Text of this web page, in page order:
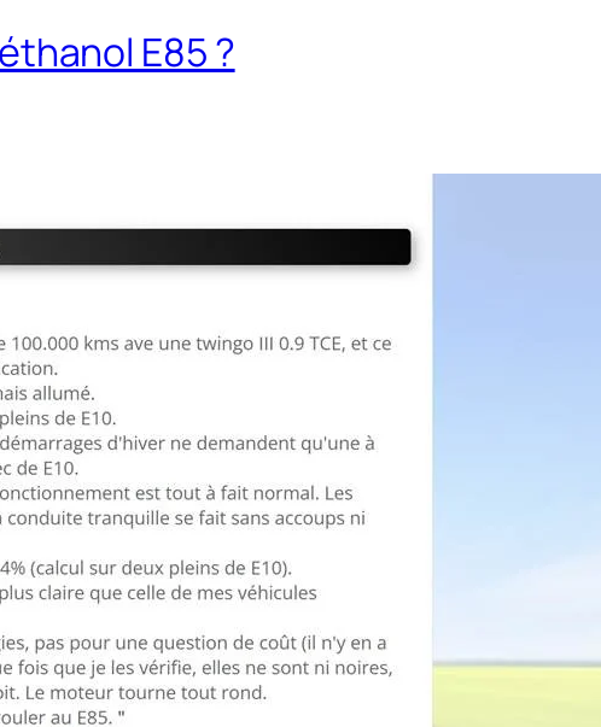
E85 ?